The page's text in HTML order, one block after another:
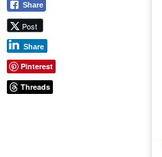
Share
Post
Share
Pinterest
Threads